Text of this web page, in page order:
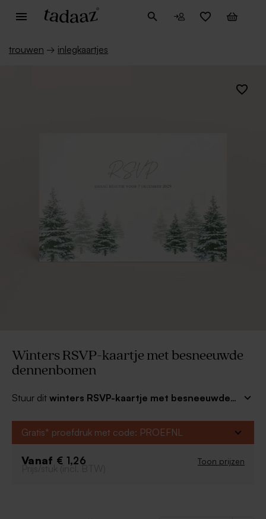
trouwen → inlegkaartjes
Winters RSVP-kaartje met besneeuwde
dennenbomen
Stuur dit winters RSVP-kaartje met besneeuwde
vrienden en familie op een originele manier bevestigen
of ze erbij kunnen zijn. Match met de bijpassende
Gratis* proefdruk met code: PROEFNL
Vanaf € 1,26 Toon prijzen
Prijs/stuk (incl. BTW)